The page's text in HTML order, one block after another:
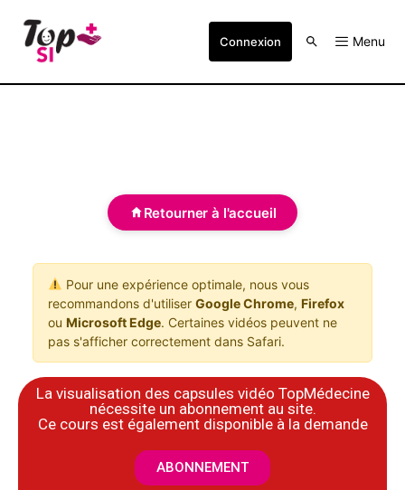
Connexion Menu
Retourner à l'accueil
Pour une expérience optimale, nous vous
recommandons d'utiliser Google Chrome, Firefox
ou Microsoft Edge. Certaines vidéos peuvent ne
pas s'afficher correctement dans Safari.
La visualisation des capsules vidéo TopMédecine
nécessite un abonnement au site.
​Ce cours est également disponible à la demande
ABONNEMENT